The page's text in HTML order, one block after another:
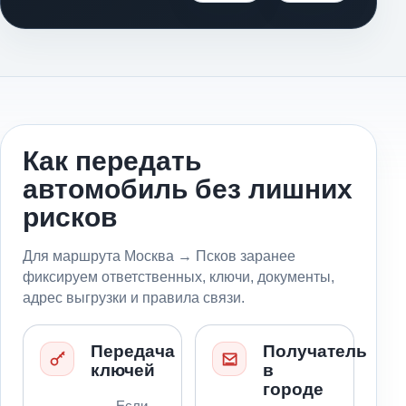
Как передать
автомобиль без лишних
рисков
Для маршрута Москва → Псков заранее
фиксируем ответственных, ключи, документы,
адрес выгрузки и правила связи.
Передача
ключей
Получатель
в
городе